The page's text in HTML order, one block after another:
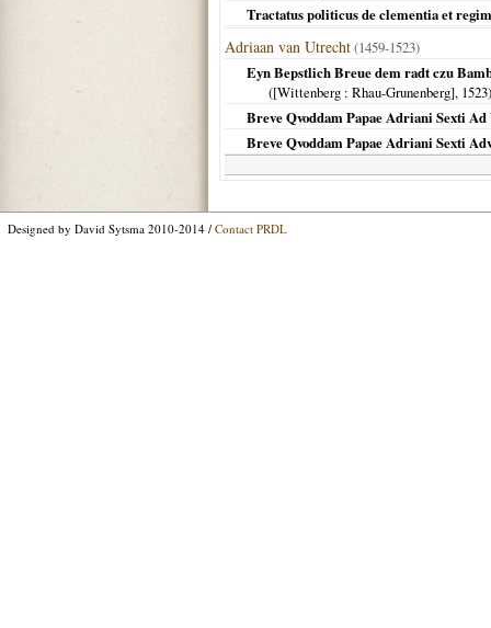
Tractatus politicus de clementia et
Adriaan van Utrecht(1459-1523)
Eyn Bepstlich Breue dem radt czu
([Wittenberg : Rhau-Grunenberg], 1523)
Breve Qvoddam Papae Adriani Sexti
Breve Qvoddam Papae Adriani Sexti
Designed by David Sytsma 2010-2014 / Contact PRDL